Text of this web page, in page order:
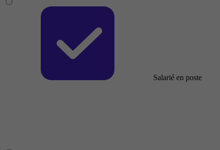
Salarié en poste